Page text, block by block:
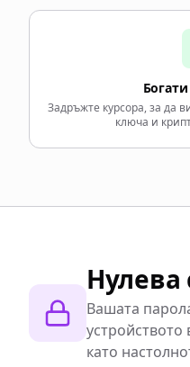
Задръжте курсора, за да
ключа и
Нулева
Вашата
устройството
като